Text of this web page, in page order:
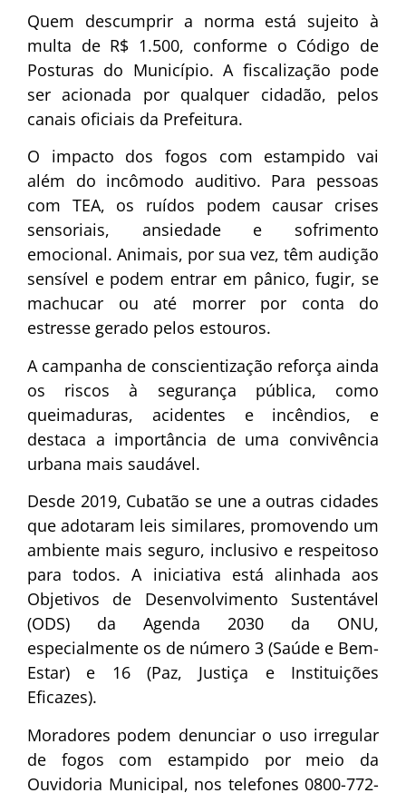
Quem descumprir a norma está sujeito à
multa de R$ 1.500, conforme o Código de
Posturas do Município. A fiscalização pode
ser acionada por qualquer cidadão, pelos
canais oficiais da Prefeitura.
O impacto dos fogos com estampido vai
além do incômodo auditivo. Para pessoas
com TEA, os ruídos podem causar crises
sensoriais, ansiedade e sofrimento
emocional. Animais, por sua vez, têm audição
sensível e podem entrar em pânico, fugir, se
machucar ou até morrer por conta do
estresse gerado pelos estouros.
A campanha de conscientização reforça ainda
os riscos à segurança pública, como
queimaduras, acidentes e incêndios, e
destaca a importância de uma convivência
urbana mais saudável.
Desde 2019, Cubatão se une a outras cidades
que adotaram leis similares, promovendo um
ambiente mais seguro, inclusivo e respeitoso
para todos. A iniciativa está alinhada aos
Objetivos de Desenvolvimento Sustentável
(ODS) da Agenda 2030 da ONU,
especialmente os de número 3 (Saúde e Bem-
Estar) e 16 (Paz, Justiça e Instituições
Eficazes).
Moradores podem denunciar o uso irregular
de fogos com estampido por meio da
Ouvidoria Municipal, nos telefones 0800-772-